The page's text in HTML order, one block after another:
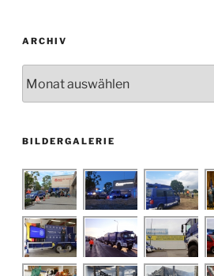
ARCHIV
BILDERGALERIE